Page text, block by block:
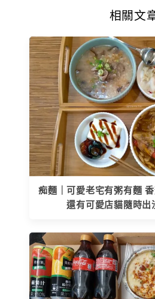
相關文
痴麵｜可愛老宅有粥有麵
還有可愛店貓隨時出